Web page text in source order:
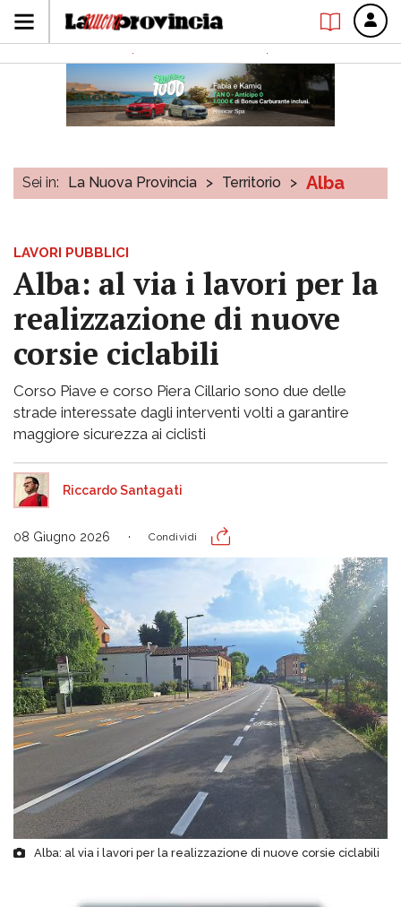
Sei in: La Nuova Provincia > Territorio > Alba
LAVORI PUBBLICI
Alba: al via i lavori per la
realizzazione di nuove
corsie ciclabili
Corso Piave e corso Piera Cillario sono due delle
strade interessate dagli interventi volti a garantire
maggiore sicurezza ai ciclisti
Riccardo Santagati
08 Giugno 2026 Condividi
Alba: al via i lavori per la realizzazione di nuove corsie ciclabili